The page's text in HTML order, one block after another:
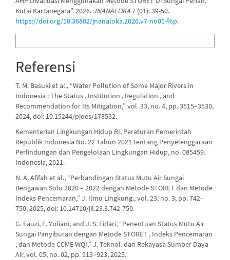
Kutai Kartanegara”. 2026. JNANALOKA7 (01): 39-50.
https://doi.org/10.36802/jnanaloka.2026.v7-no01-%p.
Referensi
T. M. Basuki et al., “Water Pollution of Some Major Rivers in
Indonesia : The Status , Institution , Regulation , and
Recommendation for Its Mitigation,” vol. 33, no. 4, pp. 3515–3530,
2024, doi: 10.15244/pjoes/178532.
Kementerian Lingkungan Hidup RI, Peraturan Pemerintah
Republik Indonesia No. 22 Tahun 2021 tentang Penyelenggaraan
Perlindungan dan Pengelolaan Lingkungan Hidup, no. 085459.
Indonesia, 2021.
N. A. Afifah et al., “Perbandingan Status Mutu Air Sungai
Bengawan Solo 2020 – 2022 dengan Metode STORET dan Metode
Indeks Pencemaran,” J. Ilmu Lingkung., vol. 23, no. 3, pp. 742–
750, 2025, doi: 10.14710/jil.23.3.742-750.
G. Fauzi, E. Yuliani, and J. S. Fidari, “Penentuan Status Mutu Air
Sungai Panyiburan dengan Metode STORET , Indeks Pencemaran
, dan Metode CCME WQI,” J. Teknol. dan Rekayasa Sumber Daya
Air, vol. 05, no. 02, pp. 913–923, 2025.